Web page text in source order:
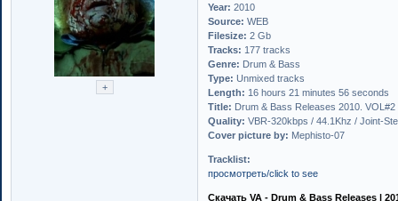
Year: 2010
Source: WEB
Filesize: 2 Gb
Tracks: 177 tracks
Genre: Drum & Bass
Type: Unmixed tracks
Length: 16 hours 21 minutes 56 seconds
Title: Drum & Bass Releases 2010. VOL#2
Quality: VBR-320kbps / 44.1Khz / Joint-
Cover picture by: Mephisto-07
Tracklist:
просмотреть/click to see
Скачать VA - Drum & Bass Releases |